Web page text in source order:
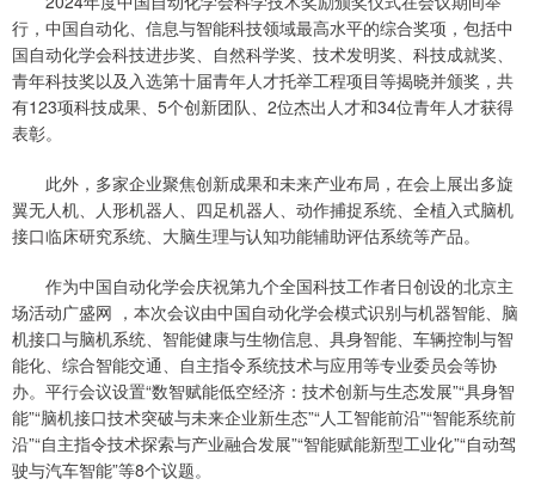
行，中国自动化、信息与智能科技领域最高水平的综合奖项，包括中
国自动化学会科技进步奖、自然科学奖、技术发明奖、科技成就奖、
青年科技奖以及入选第十届青年人才托举工程项目等揭晓并颁奖，共
有123项科技成果、5个创新团队、2位杰出人才和34位青年人才获得
表彰。
此外，多家企业聚焦创新成果和未来产业布局，在会上展出多旋
翼无人机、人形机器人、四足机器人、动作捕捉系统、全植入式脑机
接口临床研究系统、大脑生理与认知功能辅助评估系统等产品。
作为中国自动化学会庆祝第九个全国科技工作者日创设的北京主
场活动广盛网 ，本次会议由中国自动化学会模式识别与机器智能、脑
机接口与脑机系统、智能健康与生物信息、具身智能、车辆控制与智
能化、综合智能交通、自主指令系统技术与应用等专业委员会等协
办。平行会议设置“数智赋能低空经济：技术创新与生态发展”“具身智
能”“脑机接口技术突破与未来企业新生态”“人工智能前沿”“智能系统前
沿”“自主指令技术探索与产业融合发展”“智能赋能新型工业化”“自动驾
驶与汽车智能”等8个议题。